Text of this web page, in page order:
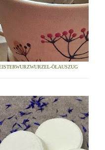
ÖLAUSZUG